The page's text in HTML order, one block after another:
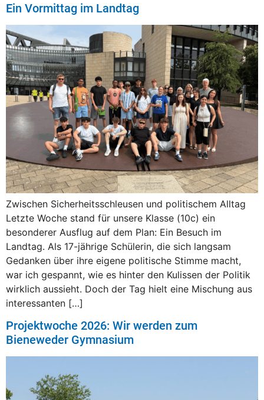
Ein Vormittag im Landtag
Zwischen Sicherheitsschleusen und politischem Alltag
Letzte Woche stand für unsere Klasse (10c) ein
besonderer Ausflug auf dem Plan: Ein Besuch im
Landtag. Als 17-jährige Schülerin, die sich langsam
Gedanken über ihre eigene politische Stimme macht,
war ich gespannt, wie es hinter den Kulissen der Politik
wirklich aussieht. Doch der Tag hielt eine Mischung aus
interessanten […]
Projektwoche 2026: Wir werden zum
Bieneweder Gymnasium